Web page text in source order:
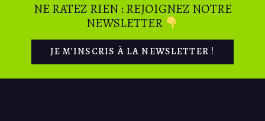
NE RATEZ RIEN : REJOIGNEZ NOTRE
NEWSLETTER
JE M'INSCRIS À LA NEWSLETTER !